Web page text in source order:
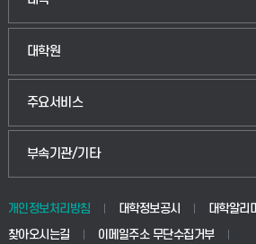
법경영학부
생명공학부
대학원
일반대학원
산업대학원
공공정책대학원
교육대학원
주요서비스
입학안내
웹메일
부속기관/기타
중앙도서관
학생생활관(안성)
개인정보처리방침 대학정보공시 대학알리미
찾아오시는길
이메일주소 무단수집거부